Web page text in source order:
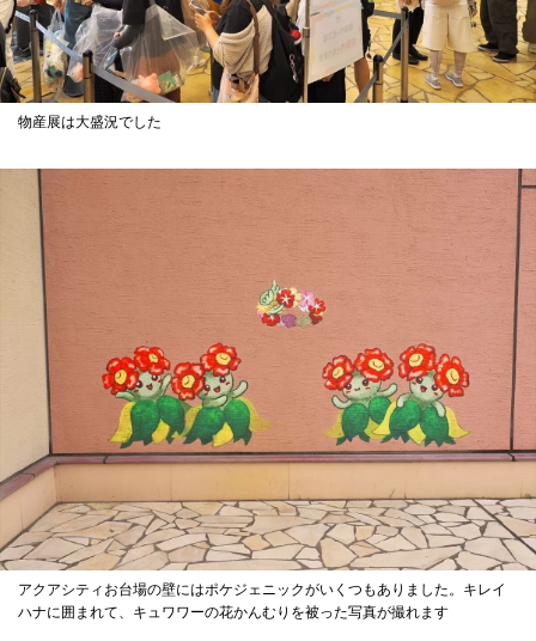
物産展は大盛況でした
アクアシティお台場の壁にはポケジェニックがいくつもありました。キレイ
ハナに囲まれて、キュワワーの花かんむりを被った写真が撮れます